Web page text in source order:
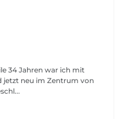
34 Jahren war ich mit
jetzt neu im Zentrum von
abgeschl...